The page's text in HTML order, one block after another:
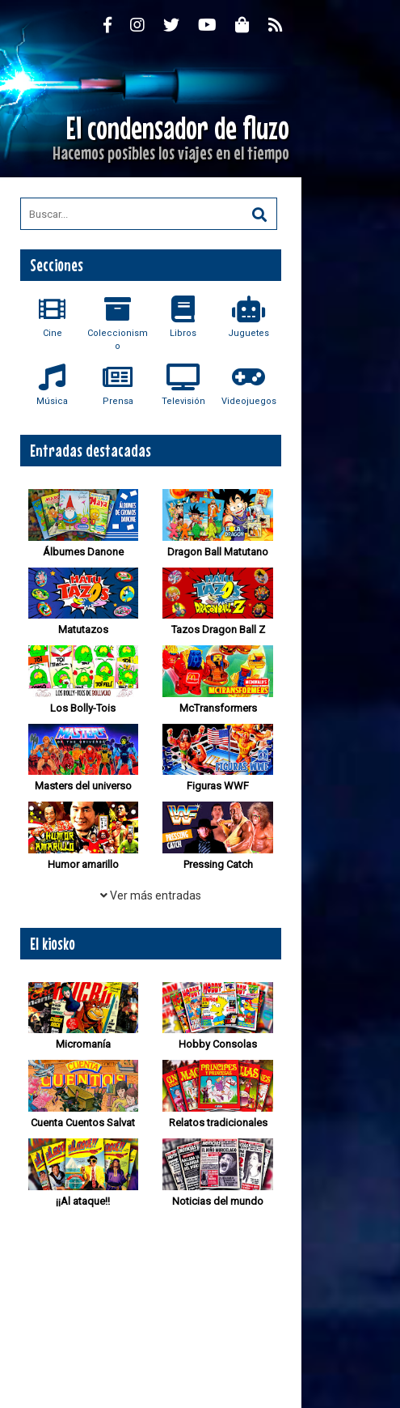
El condensador de fluzo
Hacemos posibles los viajes en el tiempo
Secciones
Cine
Coleccionism
o
Libros Juguetes
Música Prensa Televisión Videojuegos
Entradas destacadas
Álbumes Danone Dragon Ball Matutano
Matutazos Tazos Dragon Ball Z
Los Bolly-Tois McTransformers
Masters del universo Figuras WWF
Humor amarillo Pressing Catch
Ver más entradas
El kiosko
Micromanía Hobby Consolas
Cuenta Cuentos Salvat Relatos tradicionales
¡¡Al ataque!! Noticias del mundo